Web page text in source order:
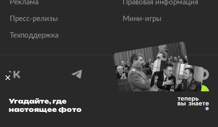
Реклама
Пресс-релизы
Техподдержка
Правовая информация
Мини-игры
© 1999–2026 Все права защищены.
Угадайте, где
настоящее фото